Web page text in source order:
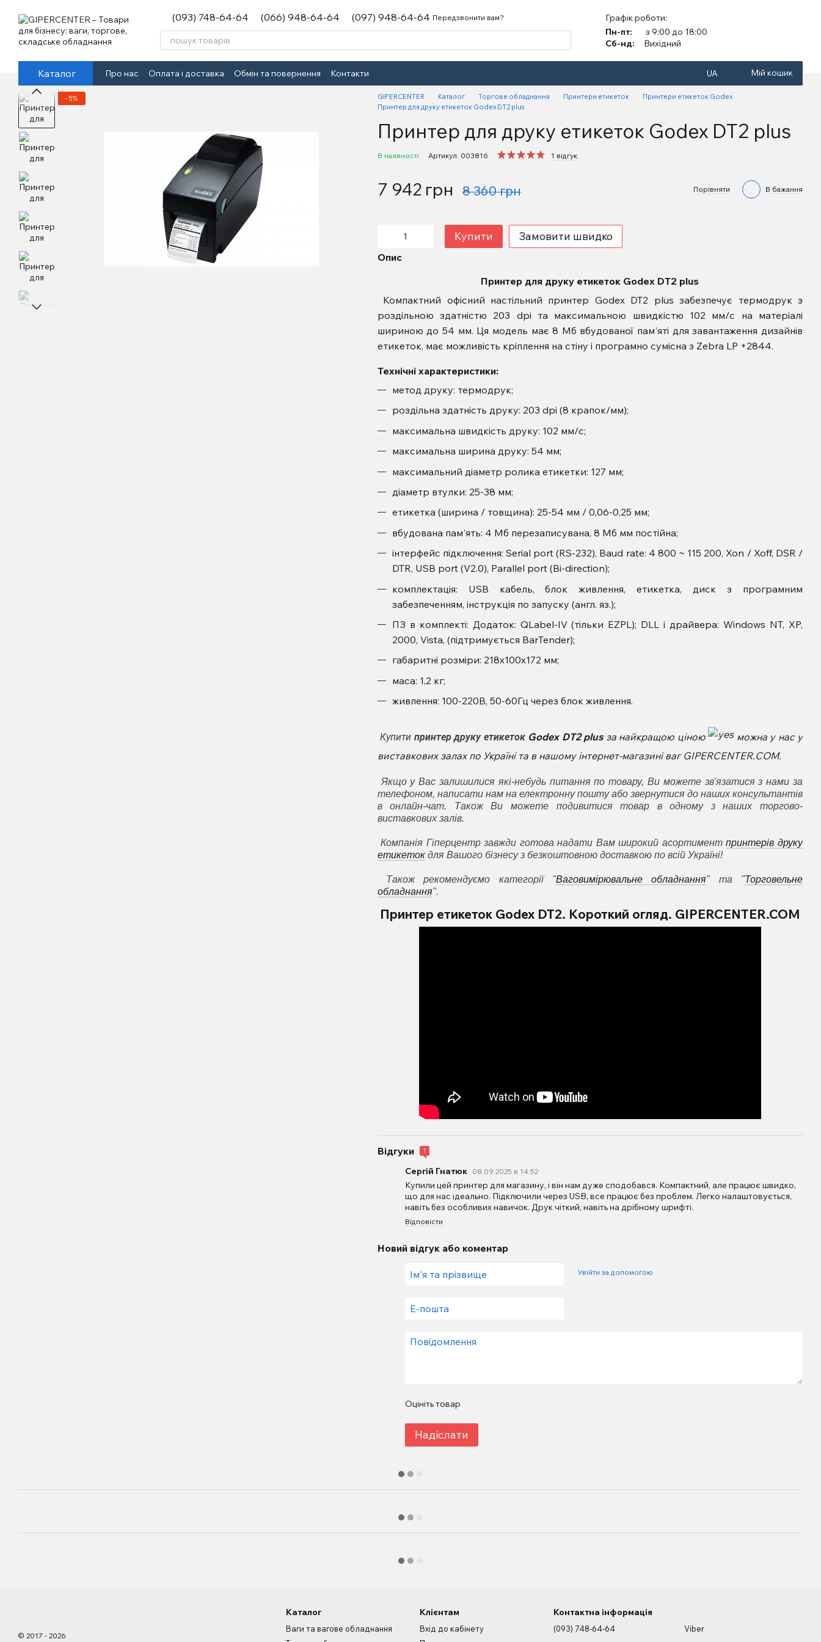
(093) 748-64-64 (066) 948-64-64 (097) 948-64-64 Передзвонити вам?
Графік роботи:
Пн-пт:
з 9:00 до 18:00
Сб-нд:
Вихідний
Каталог Про нас Оплата і доставка Обмін та повернення Контакти UA Мій кошик
−5% GIPERCENTER Каталог Торгове обладнання Принтери етикеток
Принтери етикеток Godex
Принтер для друку етикеток Godex DT2 plus
Принтер для друку етикеток Godex DT2 plus
В наявності Артикул: 003816 1 відгук
7 942 грн 8 360 грн Порівняти В бажання
Купити Замовити швидко
Опис
Принтер для друку етикеток Godex DT2 plus
Компактний офісний настільний принтер Godex DT2 plus забезпечує термодрук з
роздільною здатністю 203 dpi та максимальною швидкістю 102 мм/с на матеріалі
шириною до 54 мм. Ця модель має 8 Мб вбудованої пам'яті для завантаження дизайнів
етикеток, має можливість кріплення на стіну і програмно сумісна з Zebra LP +2844.
Технічні характеристики:
метод друку: термодрук;
роздільна здатність друку: 203 dpi (8 крапок/мм);
максимальна швидкість друку: 102 мм/с;
максимальна ширина друку: 54 мм;
максимальний діаметр ролика етикетки: 127 мм;
діаметр втулки: 25-38 мм;
етикетка (ширина / товщина): 25-54 мм / 0,06-0,25 мм;
вбудована пам'ять: 4 Мб перезаписувана, 8 Мб мм постійна;
інтерфейс підключення: Serial port (RS-232), Baud rate: 4 800 ~ 115 200, Xon / Xoff, DSR /
DTR, USB port (V2.0), Parallel port (Bi-direction);
комплектація: USB кабель, блок живлення, етикетка, диск з програмним
забезпеченням, інструкція по запуску (англ. яз.);
ПЗ в комплекті: Додаток: QLabel-IV (тільки EZPL); DLL і драйвера: Windows NT, XP,
2000, Vista, (підтримується BarTender);
габаритні розміри: 218х100х172 мм;
маса: 1,2 кг;
живлення: 100-220В, 50-60Гц через блок живлення.
Купити принтер друку етикеток Godex DT2 plusза найкращою ціною
можна у нас у
виставкових залах по Україні та в нашому інтернет-магазині ваг GIPERCENTER.COM.
Якщо у Вас залишилися які-небудь питання по товару, Ви можете зв'язатися з нами за
телефоном, написати нам на електронну пошту або звернутися до наших консультантів
в онлайн-чат. Також Ви можете подивитися товар в одному з наших торгово-
виставкових залів.
Компанія Гіперцентр завжди готова надати Вам широкий асортиментпринтерів друку
етикетокдля Вашого бізнесу з безкоштовною доставкою по всій Україні!
Також рекомендуємо категорії "Ваговимірювальне обладнання" та "Торговельне
обладнання".
Принтер етикеток Godex DT2. Короткий огляд. GIPERCENTER.COM
Відгуки 1
Сергій Гнатюк 08.09.2025 в 14:52
Купили цей принтер для магазину, і він нам дуже сподобався. Компактний, але працює швидко,
що для нас ідеально. Підключили через USB, все працює без проблем. Легко налаштовується,
навіть без особливих навичок. Друк чіткий, навіть на дрібному шрифті.
Відповісти
Новий відгук або коментар
Увійти за допомогою
Оцініть товар
Надіслати
© 2017 - 2026
Каталог
Ваги та вагове обладнання
Клієнтам
Вхід до кабінету
Контактна інформація
(093) 748-64-64
Viber